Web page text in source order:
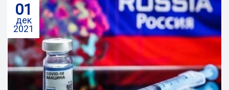
01
дек
2021